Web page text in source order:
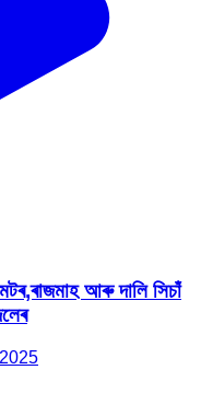
আৰু দালি সিচাঁ